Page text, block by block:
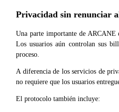
Estrategias comerciales
Aprenda cómo mantenerse
Privacidad sin renunciar
Una parte importante de ARCANE
Los usuarios aún controlan sus
proceso.
A diferencia de los servicios de
no requiere que los usuarios
El protocolo también incluye: